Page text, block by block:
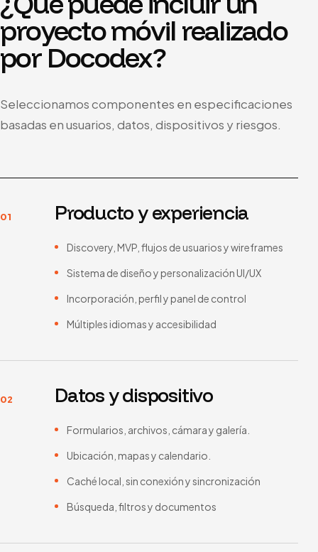
proyecto móvil realizado
por Docodex?
Seleccionamos componentes en especificaciones
basadas en usuarios, datos, dispositivos y riesgos.
01 Producto y experiencia
Discovery, MVP, flujos de usuarios y wireframes
Sistema de diseño y personalización UI/UX
Incorporación, perfil y panel de control
Múltiples idiomas y accesibilidad
02 Datos y dispositivo
Formularios, archivos, cámara y galería.
Ubicación, mapas y calendario.
Caché local, sin conexión y sincronización
Búsqueda, filtros y documentos